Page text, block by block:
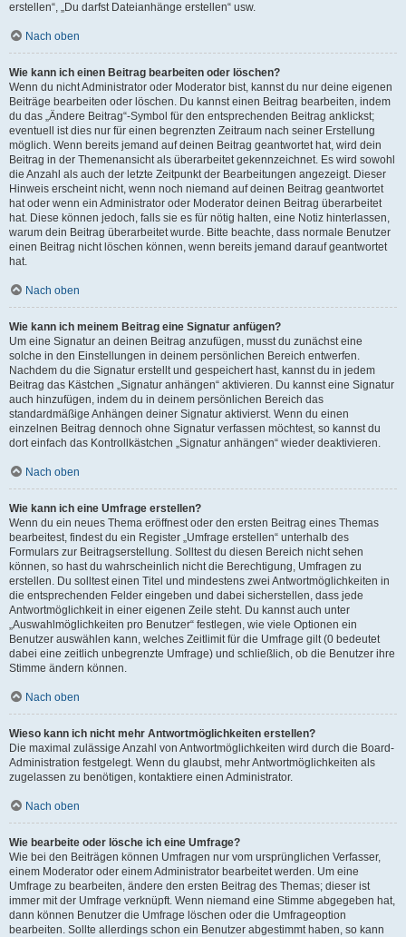
erstellen“, „Du darfst Dateianhänge erstellen“ usw.
Nach oben
Wie kann ich einen Beitrag bearbeiten oder löschen?
Wenn du nicht Administrator oder Moderator bist, kannst du nur deine eigenen
Beiträge bearbeiten oder löschen. Du kannst einen Beitrag bearbeiten, indem
du das „Ändere Beitrag“-Symbol für den entsprechenden Beitrag anklickst;
eventuell ist dies nur für einen begrenzten Zeitraum nach seiner Erstellung
möglich. Wenn bereits jemand auf deinen Beitrag geantwortet hat, wird dein
Beitrag in der Themenansicht als überarbeitet gekennzeichnet. Es wird sowohl
die Anzahl als auch der letzte Zeitpunkt der Bearbeitungen angezeigt. Dieser
Hinweis erscheint nicht, wenn noch niemand auf deinen Beitrag geantwortet
hat oder wenn ein Administrator oder Moderator deinen Beitrag überarbeitet
hat. Diese können jedoch, falls sie es für nötig halten, eine Notiz hinterlassen,
warum dein Beitrag überarbeitet wurde. Bitte beachte, dass normale Benutzer
einen Beitrag nicht löschen können, wenn bereits jemand darauf geantwortet
hat.
Nach oben
Wie kann ich meinem Beitrag eine Signatur anfügen?
Um eine Signatur an deinen Beitrag anzufügen, musst du zunächst eine
solche in den Einstellungen in deinem persönlichen Bereich entwerfen.
Nachdem du die Signatur erstellt und gespeichert hast, kannst du in jedem
Beitrag das Kästchen „Signatur anhängen“ aktivieren. Du kannst eine Signatur
auch hinzufügen, indem du in deinem persönlichen Bereich das
standardmäßige Anhängen deiner Signatur aktivierst. Wenn du einen
einzelnen Beitrag dennoch ohne Signatur verfassen möchtest, so kannst du
dort einfach das Kontrollkästchen „Signatur anhängen“ wieder deaktivieren.
Nach oben
Wie kann ich eine Umfrage erstellen?
Wenn du ein neues Thema eröffnest oder den ersten Beitrag eines Themas
bearbeitest, findest du ein Register „Umfrage erstellen“ unterhalb des
Formulars zur Beitragserstellung. Solltest du diesen Bereich nicht sehen
können, so hast du wahrscheinlich nicht die Berechtigung, Umfragen zu
erstellen. Du solltest einen Titel und mindestens zwei Antwortmöglichkeiten in
die entsprechenden Felder eingeben und dabei sicherstellen, dass jede
Antwortmöglichkeit in einer eigenen Zeile steht. Du kannst auch unter
„Auswahlmöglichkeiten pro Benutzer“ festlegen, wie viele Optionen ein
Benutzer auswählen kann, welches Zeitlimit für die Umfrage gilt (0 bedeutet
dabei eine zeitlich unbegrenzte Umfrage) und schließlich, ob die Benutzer ihre
Stimme ändern können.
Nach oben
Wieso kann ich nicht mehr Antwortmöglichkeiten erstellen?
Die maximal zulässige Anzahl von Antwortmöglichkeiten wird durch die Board-
Administration festgelegt. Wenn du glaubst, mehr Antwortmöglichkeiten als
zugelassen zu benötigen, kontaktiere einen Administrator.
Nach oben
Wie bearbeite oder lösche ich eine Umfrage?
Wie bei den Beiträgen können Umfragen nur vom ursprünglichen Verfasser,
einem Moderator oder einem Administrator bearbeitet werden. Um eine
Umfrage zu bearbeiten, ändere den ersten Beitrag des Themas; dieser ist
immer mit der Umfrage verknüpft. Wenn niemand eine Stimme abgegeben hat,
dann können Benutzer die Umfrage löschen oder die Umfrageoption
bearbeiten. Sollte allerdings schon ein Benutzer abgestimmt haben, so kann